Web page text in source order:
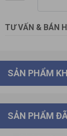
TƯ VẤN & BÁN
SẢN PHẨM
SẢN PHẨM